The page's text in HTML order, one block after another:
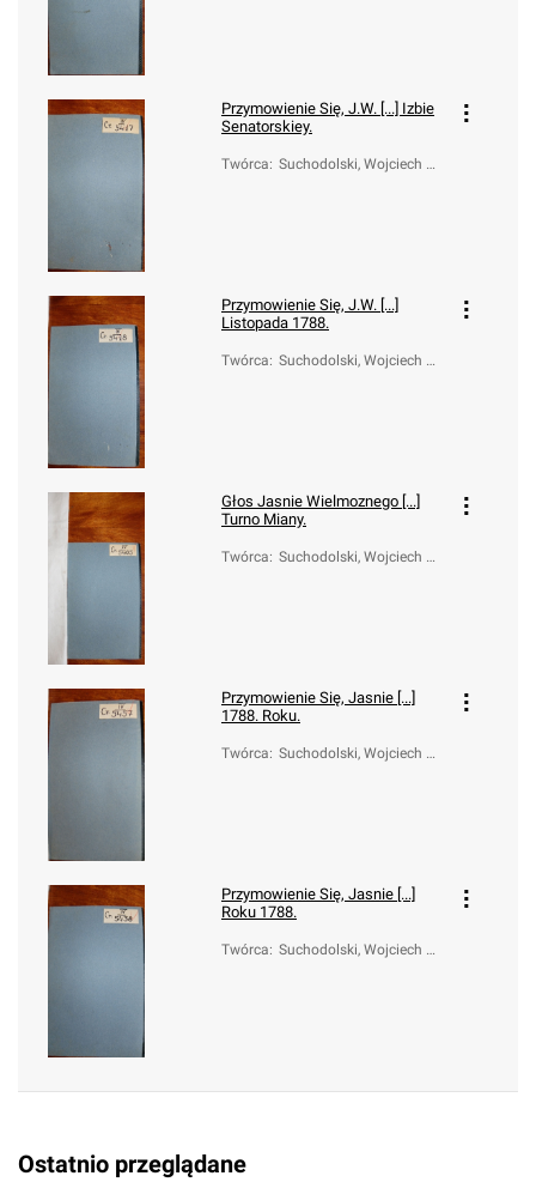
Przymowienie Się, J.W. [...] Izbie
Senatorskiey.
Twórca: Suchodolski, Wojciech W
Przymowienie Się, J.W. [...]
Listopada 1788.
Twórca: Suchodolski, Wojciech W
Głos Jasnie Wielmoznego [...]
Turno Miany.
Twórca: Suchodolski, Wojciech W
Przymowienie Się, Jasnie [...]
1788. Roku.
Twórca: Suchodolski, Wojciech W
Przymowienie Się, Jasnie [...]
Roku 1788.
Twórca: Suchodolski, Wojciech W
Ostatnio przeglądane